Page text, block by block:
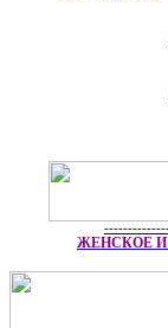
ЖЕНСКОЕ